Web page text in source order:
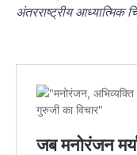
अंतरराष्ट्रीय आध्यात्मिक